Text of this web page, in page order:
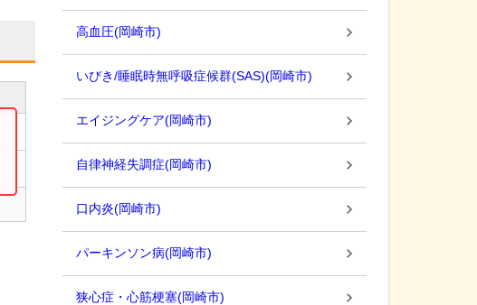
高血圧(岡崎市)
いびき/睡眠時無呼吸症候群(SAS)(岡崎市)
エイジングケア(岡崎市)
自律神経失調症(岡崎市)
口内炎(岡崎市)
パーキンソン病(岡崎市)
狭心症・心筋梗塞(岡崎市)